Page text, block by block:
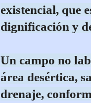
existencial, que
dignificación y
Un campo no
área desértica,
drenaje,